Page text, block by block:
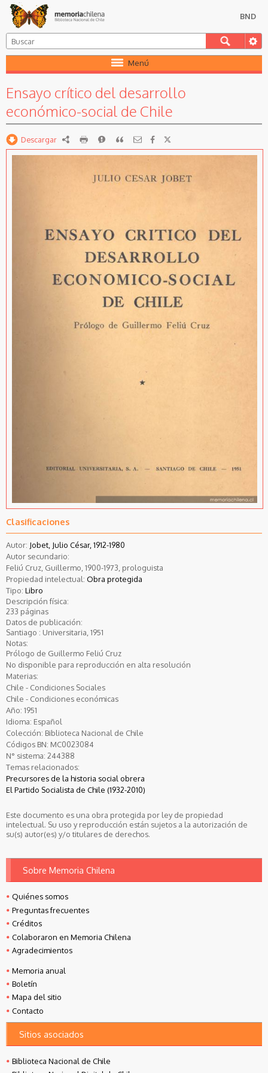
BND
Menú
Ensayo crítico del desarrollo
económico-social de Chile
Descargar RDF imprimirReportarCitar
Clasificaciones
Autor: Jobet, Julio César, 1912-1980
Autor secundario:
Feliú Cruz, Guillermo, 1900-1973, prologuista
Propiedad intelectual: Obra protegida
Tipo: Libro
Descripción física:
233 páginas
Datos de publicación:
Santiago : Universitaria, 1951
Notas:
Prólogo de Guillermo Feliú Cruz
No disponible para reproducción en alta resolución
Materias:
Chile - Condiciones Sociales
Chile - Condiciones económicas
Año: 1951
Idioma: Español
Colección: Biblioteca Nacional de Chile
Códigos BN: MC0023084
N° sistema: 244388
Temas relacionados:
Precursores de la historia social obrera
El Partido Socialista de Chile (1932-2010)
Este documento es una obra protegida por ley de propiedad
intelectual. Su uso y reproducción están sujetos a la autorización de
su(s) autor(es) y/o titulares de derechos.
Sobre Memoria Chilena
Quiénes somos
Preguntas frecuentes
Créditos
Colaboraron en Memoria Chilena
Agradecimientos
Memoria anual
Boletín
Mapa del sitio
Contacto
Sitios asociados
Biblioteca Nacional de Chile